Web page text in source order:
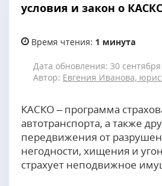
условия и закон о
Время чтения: 1 минута
Дата обновления: 30 сентября
Автор: Евгения Иванова,
КАСКО – программа
автотранспорта, а также
передвижения от
негодности, хищения и
страхует неподвижное